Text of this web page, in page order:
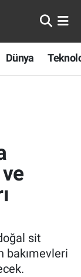
Dünya
sit
bakımevleri